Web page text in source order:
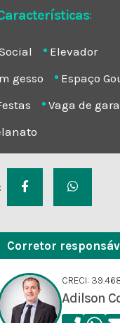
:
Elevador
gesso
Espaço
Vaga de
Corretor
CRECI:
Adilson